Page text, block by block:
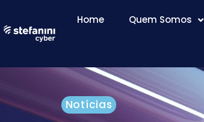
Home Quem Somos
Notícias